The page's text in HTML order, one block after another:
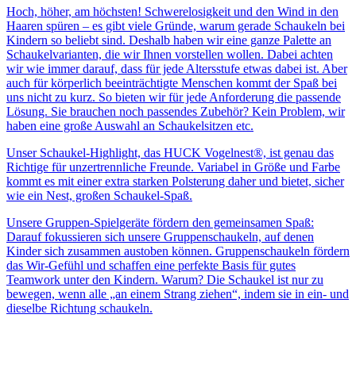
Hoch, höher, am höchsten! Schwerelosigkeit und den Wind in den
Haaren spüren – es gibt viele Gründe, warum gerade Schaukeln bei
Kindern so beliebt sind. Deshalb haben wir eine ganze Palette an
Schaukelvarianten, die wir Ihnen vorstellen wollen. Dabei achten
wir wie immer darauf, dass für jede Altersstufe etwas dabei ist. Aber
auch für körperlich beeinträchtigte Menschen kommt der Spaß bei
uns nicht zu kurz. So bieten wir für jede Anforderung die passende
Lösung. Sie brauchen noch passendes Zubehör? Kein Problem, wir
haben eine große Auswahl an Schaukelsitzen etc.
Unser Schaukel-Highlight, das HUCK Vogelnest®, ist genau das
Richtige für unzertrennliche Freunde. Variabel in Größe und Farbe
kommt es mit einer extra starken Polsterung daher und bietet, sicher
wie ein Nest, großen Schaukel-Spaß.
Unsere Gruppen-Spielgeräte fördern den gemeinsamen Spaß:
Darauf fokussieren sich unsere Gruppenschaukeln, auf denen
Kinder sich zusammen austoben können. Gruppenschaukeln fördern
das Wir-Gefühl und schaffen eine perfekte Basis für gutes
Teamwork unter den Kindern. Warum? Die Schaukel ist nur zu
bewegen, wenn alle „an einem Strang ziehen“, indem sie in ein- und
dieselbe Richtung schaukeln.